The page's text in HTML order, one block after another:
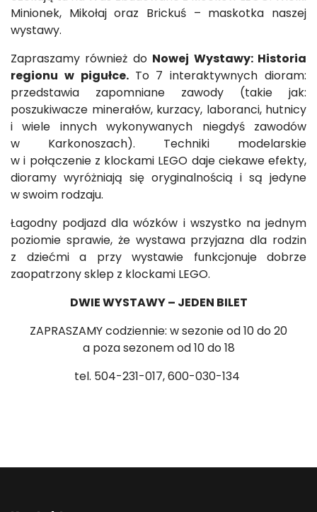
Minionek, Mikołaj oraz Brickuś – maskotka naszej
wystawy.
Zapraszamy również do Nowej Wystawy: Historia
regionu w pigułce. To 7 interaktywnych dioram:
przedstawia zapomniane zawody (takie jak:
poszukiwacze minerałów, kurzacy, laboranci, hutnicy
i wiele innych wykonywanych niegdyś zawodów
w Karkonoszach). Techniki modelarskie
w i połączenie z klockami LEGO daje ciekawe efekty,
dioramy wyróżniają się oryginalnością i są jedyne
w swoim rodzaju.
Łagodny podjazd dla wózków i wszystko na jednym
poziomie sprawie, że wystawa przyjazna dla rodzin
z dziećmi a przy wystawie funkcjonuje dobrze
zaopatrzony sklep z klockami LEGO.
DWIE WYSTAWY – JEDEN BILET
ZAPRASZAMY codziennie: w sezonie od 10 do 20
a poza sezonem od 10 do 18
tel. 504-231-017, 600-030-134